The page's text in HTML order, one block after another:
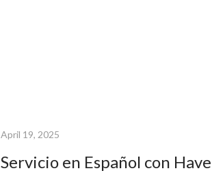
April 19, 2025
Servicio en Español con